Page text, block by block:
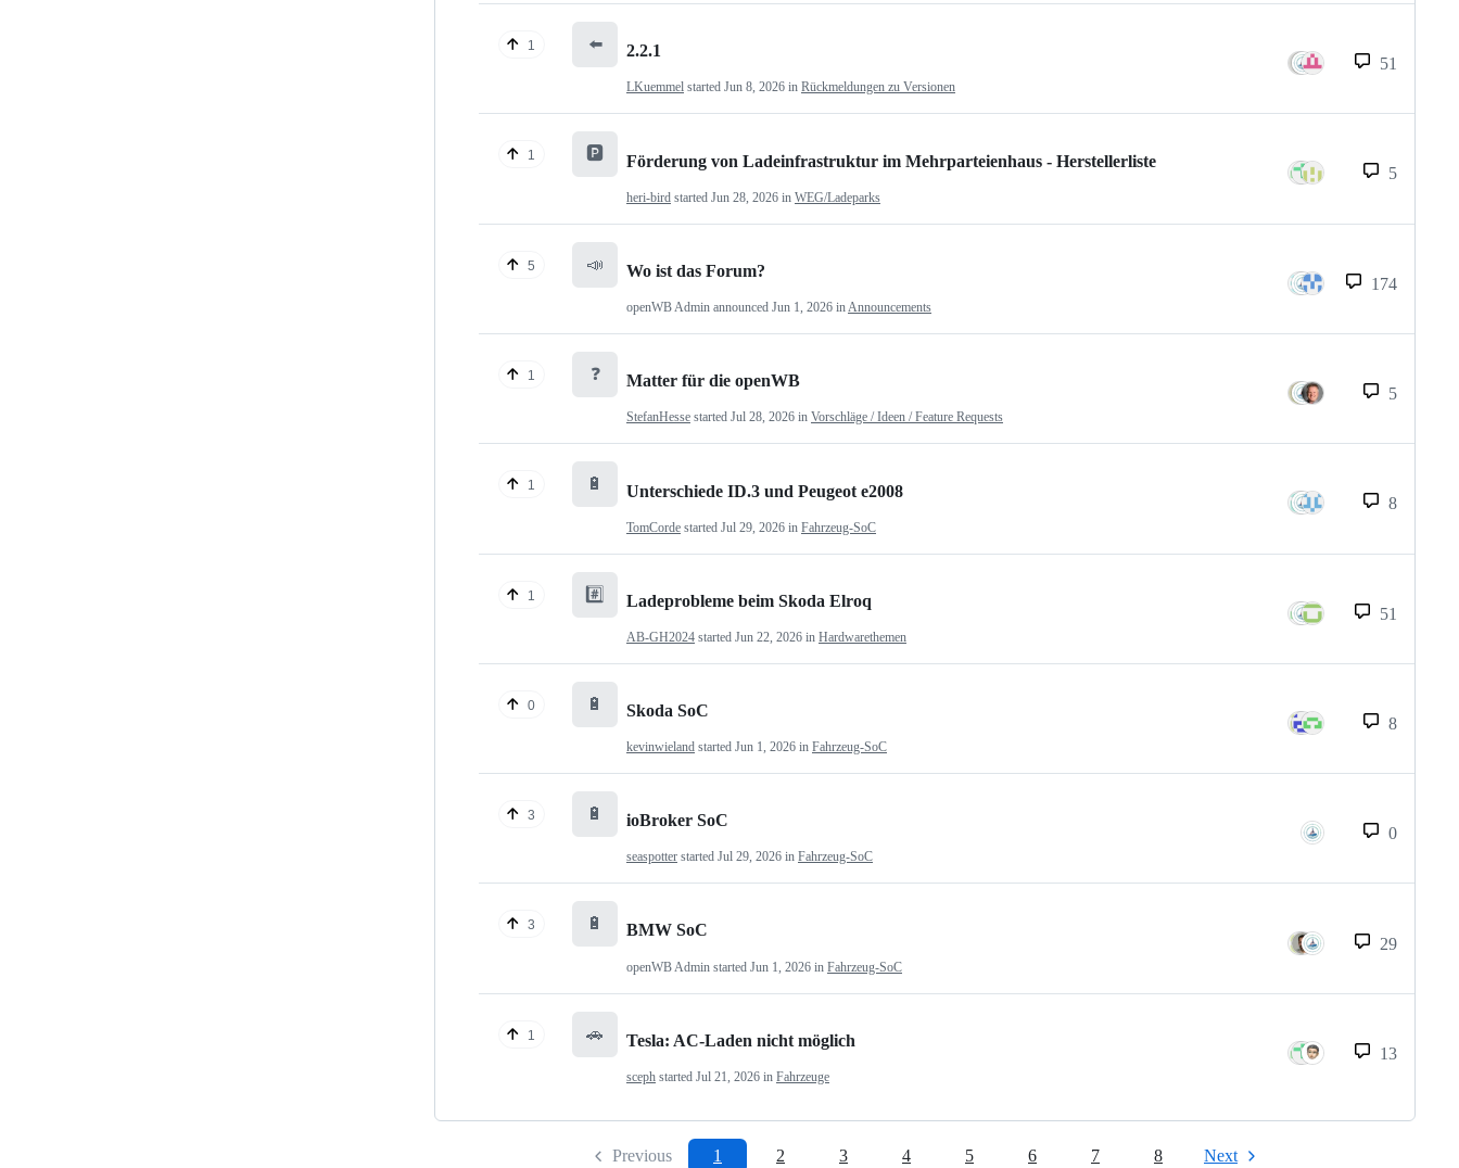
1 ⬅️ 2.2.1
LKuemmel started Jun 8, 2026 in Rückmeldungen zu Versionen
51
1 🅿️ Förderung von Ladeinfrastruktur im Mehrparteienhaus - Herstellerliste
heri-bird started Jun 28, 2026 in WEG/Ladeparks
5
5 📣 Wo ist das Forum?
openWB Admin announced Jun 1, 2026 inAnnouncements
174
1 ❓ Matter für die openWB
StefanHesse started Jul 28, 2026 in Vorschläge / Ideen / Feature Requests
5
1 🔋 Unterschiede ID.3 und Peugeot e2008
TomCorde started Jul 29, 2026 in Fahrzeug-SoC
8
1 #️⃣ Ladeprobleme beim Skoda Elroq
AB-GH2024 started Jun 22, 2026 in Hardwarethemen
51
0 🔋 Skoda SoC
kevinwieland started Jun 1, 2026 in Fahrzeug-SoC
8
3 🔋 ioBroker SoC
seaspotter started Jul 29, 2026 in Fahrzeug-SoC
0
3 🔋 BMW SoC
openWB Admin started Jun 1, 2026 in Fahrzeug-SoC
29
1 🚗 Tesla: AC-Laden nicht möglich
sceph started Jul 21, 2026 in Fahrzeuge
13
Previous 1 2 3 4 5 6 7 8 Next